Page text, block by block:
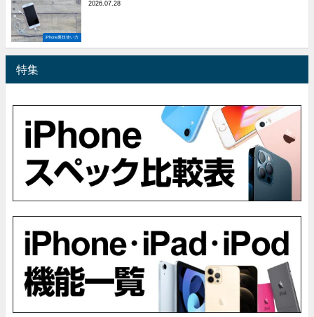
iPhone裏技使い方
2026.07.28
特集